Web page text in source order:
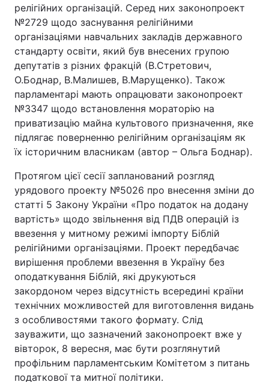
релігійних організацій. Серед них законопроект
№2729 щодо заснування релігійними
організаціями навчальних закладів державного
стандарту освіти, який був внесених групою
депутатів з різних фракцій (В.Стретович,
О.Боднар, В.Малишев, В.Марущенко). Також
парламентарі мають опрацювати законопроект
№3347 щодо встановлення мораторію на
приватизацію майна культового призначення, яке
підлягає поверненню релігійним організаціям як
їх історичним власникам (автор – Ольга Боднар).
Протягом цієї сесії запланований розгляд
урядового проекту №5026 про внесення зміни до
статті 5 Закону України «Про податок на додану
вартість» щодо звільнення від ПДВ операцій із
ввезення у митному режимі імпорту Біблій
релігійними організаціями. Проект передбачає
вирішення проблеми ввезення в Україну без
оподаткування Біблій, які друкуються
закордоном через відсутність всередині країни
технічних можливостей для виготовлення видань
з особливостями такого формату. Слід
зауважити, що зазначений законопроект вже у
вівторок, 8 вересня, має бути розглянутий
профільним парламентським Комітетом з питань
податкової та митної політики.